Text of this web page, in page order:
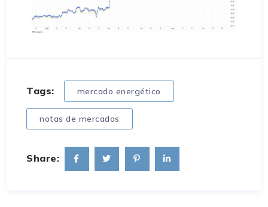
Tags: mercado energético
notas de mercados
Share: